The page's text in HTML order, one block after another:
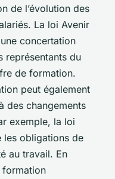
de l’évolution des
La loi Avenir
concertation
représentants du
de formation.
peut également
des changements
exemple, la loi
les obligations de
au travail. En
formation